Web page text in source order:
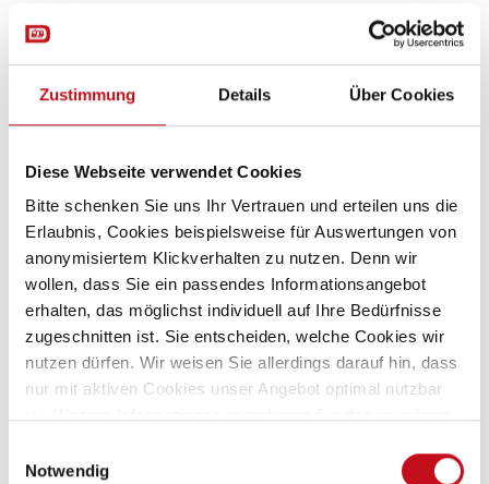
Zustimmung Details Über Cookies
Diese Webseite verwendet Cookies
Bitte schenken Sie uns Ihr Vertrauen und erteilen uns die
Erlaubnis, Cookies beispielsweise für Auswertungen von
anonymisiertem Klickverhalten zu nutzen. Denn wir
wollen, dass Sie ein passendes Informationsangebot
erhalten, das möglichst individuell auf Ihre Bedürfnisse
zugeschnitten ist. Sie entscheiden, welche Cookies wir
nutzen dürfen. Wir weisen Sie allerdings darauf hin, dass
nur mit aktiven Cookies unser Angebot optimal nutzbar
Notwendig
+49 3831 203 85-80
mobile@ccdahnke.de